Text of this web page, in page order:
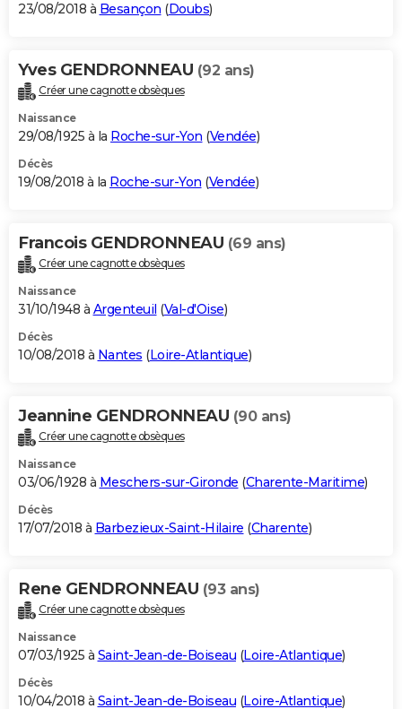
23/08/2018 à Besançon (Doubs)
Yves GENDRONNEAU (92 ans)
Créer une cagnotte obsèques
Naissance
29/08/1925 à la Roche-sur-Yon (Vendée)
Décès
19/08/2018 à la Roche-sur-Yon (Vendée)
Francois GENDRONNEAU (69 ans)
Créer une cagnotte obsèques
Naissance
31/10/1948 à Argenteuil (Val-d'Oise)
Décès
10/08/2018 à Nantes (Loire-Atlantique)
Jeannine GENDRONNEAU (90 ans)
Créer une cagnotte obsèques
Naissance
03/06/1928 à Meschers-sur-Gironde (Charente-Maritime)
Décès
17/07/2018 à Barbezieux-Saint-Hilaire (Charente)
Rene GENDRONNEAU (93 ans)
Créer une cagnotte obsèques
Naissance
07/03/1925 à Saint-Jean-de-Boiseau (Loire-Atlantique)
Décès
10/04/2018 à Saint-Jean-de-Boiseau (Loire-Atlantique)